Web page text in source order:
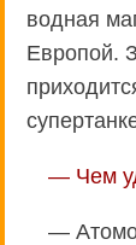
водная
Европой.
— Чем
—